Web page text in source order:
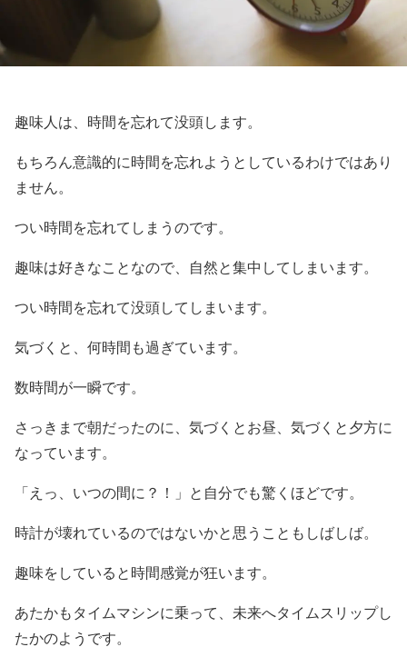
趣味人は、時間を忘れて没頭します。
もちろん意識的に時間を忘れようとしているわけではあり
ません。
つい時間を忘れてしまうのです。
趣味は好きなことなので、自然と集中してしまいます。
つい時間を忘れて没頭してしまいます。
気づくと、何時間も過ぎています。
数時間が一瞬です。
さっきまで朝だったのに、気づくとお昼、気づくと夕方に
なっています。
「えっ、いつの間に？！」と自分でも驚くほどです。
時計が壊れているのではないかと思うこともしばしば。
趣味をしていると時間感覚が狂います。
あたかもタイムマシンに乗って、未来へタイムスリップし
たかのようです。